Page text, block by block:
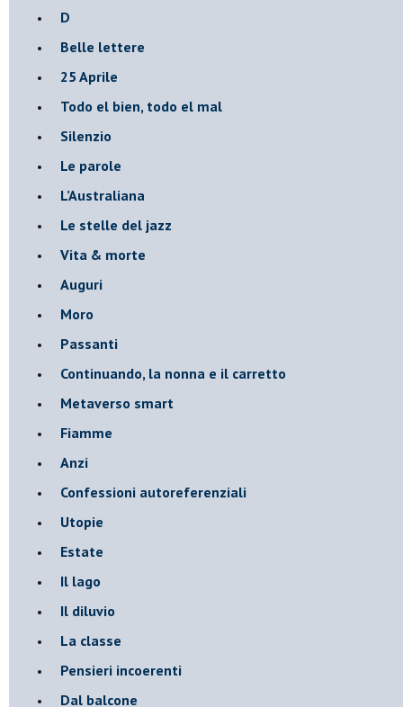
D
Belle lettere
25 Aprile
Todo el bien, todo el mal
Silenzio
Le parole
​L’Australiana
Le stelle del jazz
Vita & morte
Auguri
Moro
Passanti
Continuando, la nonna e il carretto
Metaverso smart
Fiamme
Anzi
Confessioni autoreferenziali
Utopie
Estate
Il lago
Il diluvio
La classe
Pensieri incoerenti
Dal balcone